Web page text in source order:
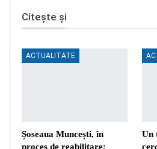
Citește și
ACTUALITATE
Șoseaua Muncești, în
proces de reabilitare:
Un